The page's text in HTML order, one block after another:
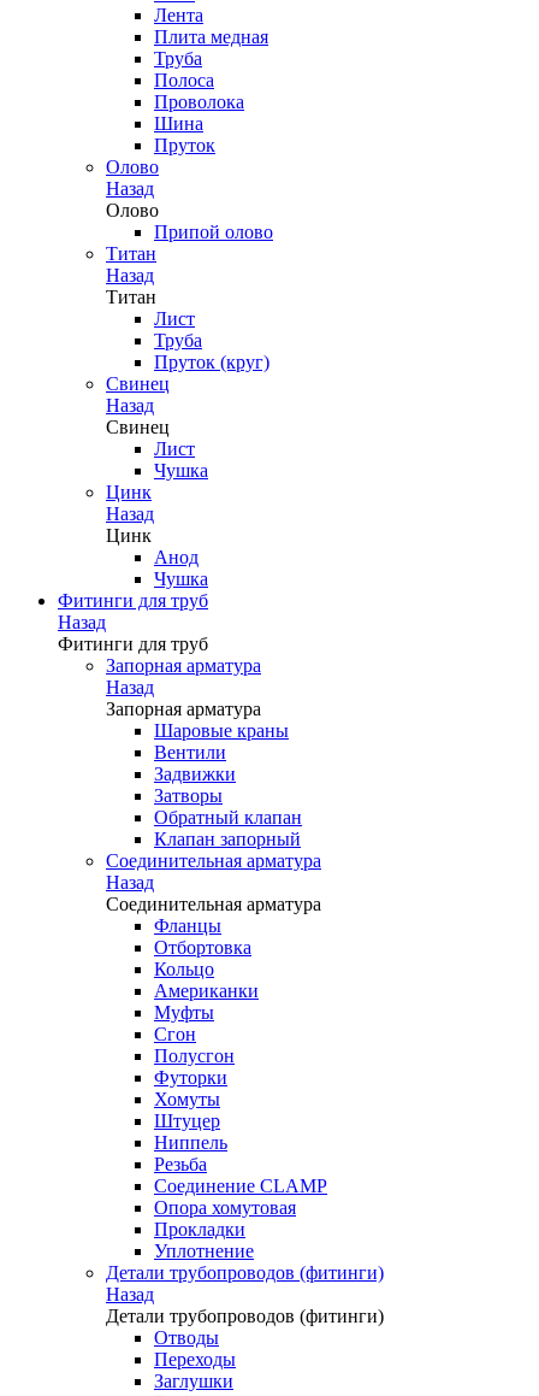
Лента
Плита медная
Труба
Полоса
Проволока
Шина
Пруток
Олово
Назад
Олово
Припой олово
Титан
Назад
Титан
Лист
Труба
Пруток (круг)
Свинец
Назад
Свинец
Лист
Чушка
Цинк
Назад
Цинк
Анод
Чушка
Фитинги для труб
Назад
Фитинги для труб
Запорная арматура
Назад
Запорная арматура
Шаровые краны
Вентили
Задвижки
Затворы
Обратный клапан
Клапан запорный
Соединительная арматура
Назад
Соединительная арматура
Фланцы
Отбортовка
Кольцо
Американки
Муфты
Сгон
Полусгон
Футорки
Хомуты
Штуцер
Ниппель
Резьба
Соединение CLAMP
Опора хомутовая
Прокладки
Уплотнение
Детали трубопроводов (фитинги)
Назад
Детали трубопроводов (фитинги)
Отводы
Переходы
Заглушки